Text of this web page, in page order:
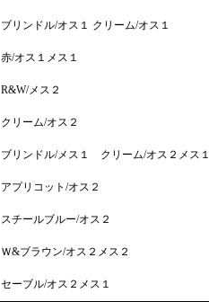
ブリンドル/オス１ クリーム/オス１
赤/オス１メス１
R&W/メス２
クリーム/オス２
ブリンドル/メス１ クリーム/オス２メス１
アプリコット/オス２
スチールブルー/オス２
Ｗ&ブラウン/オス２メス２
セーブル/オス２メス１